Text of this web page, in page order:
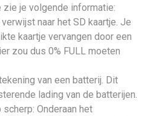
zie je volgende informatie:
verwijst naar het SD kaartje. Je
kaartje vervangen door een
zou dus 0% FULL moeten
van een batterij. Dit
lading van de batterijen.
Onderaan het